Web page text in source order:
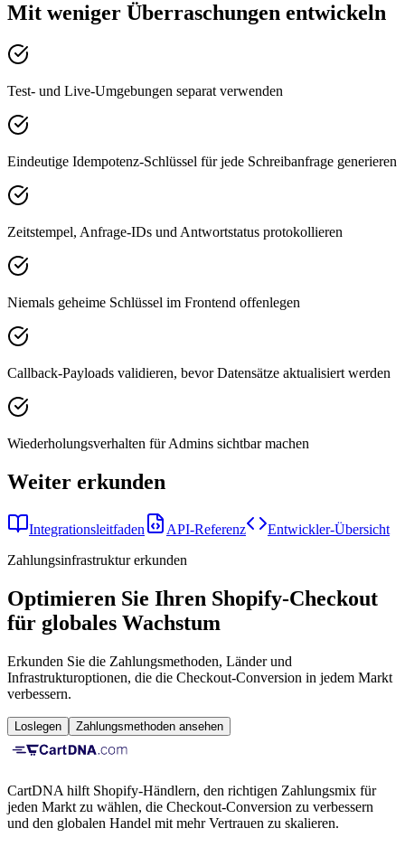
Mit weniger Überraschungen entwickeln
Test- und Live-Umgebungen separat verwenden
Eindeutige Idempotenz-Schlüssel für jede Schreibanfrage generieren
Zeitstempel, Anfrage-IDs und Antwortstatus protokollieren
Niemals geheime Schlüssel im Frontend offenlegen
Callback-Payloads validieren, bevor Datensätze aktualisiert werden
Wiederholungsverhalten für Admins sichtbar machen
Weiter erkunden
Integrationsleitfaden API-Referenz
Entwickler-Übersicht
Zahlungsinfrastruktur erkunden
Optimieren Sie Ihren Shopify-Checkout
für globales Wachstum
Erkunden Sie die Zahlungsmethoden, Länder und
Infrastrukturoptionen, die die Checkout-Conversion in jedem Markt
verbessern.
Loslegen Zahlungsmethoden ansehen
CartDNA hilft Shopify-Händlern, den richtigen Zahlungsmix für
jeden Markt zu wählen, die Checkout-Conversion zu verbessern
und den globalen Handel mit mehr Vertrauen zu skalieren.